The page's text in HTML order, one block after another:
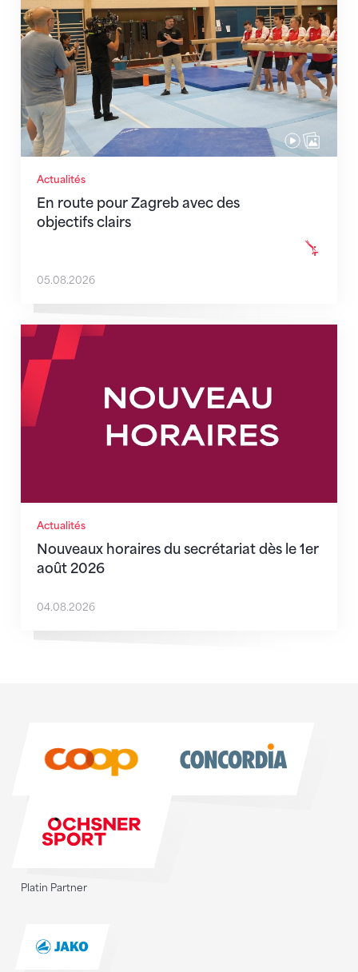
Actualités
En route pour Zagreb avec des
objectifs clairs
05.08.2026
Actualités
Nouveaux horaires du secrétariat dès le 1er
août 2026
Nouveaux horaires du secrétariat dès le 1er août
04.08.2026
Platin Partner